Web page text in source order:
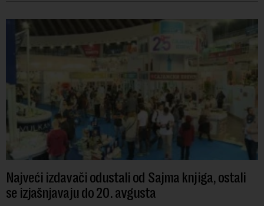
Najveći izdavači odustali od Sajma knjiga, ostali
se izjašnjavaju do 20. avgusta